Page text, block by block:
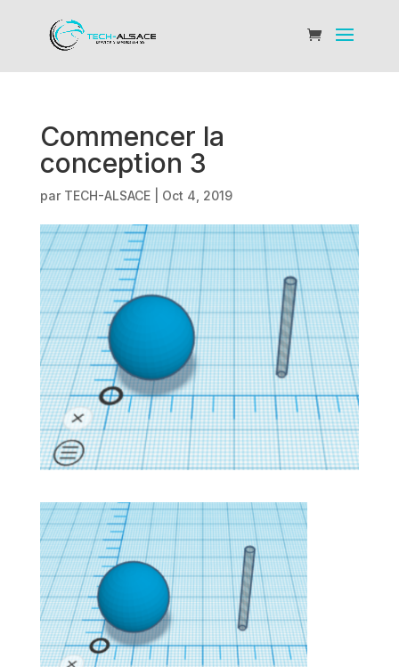
Commencer la
conception 3
par TECH-ALSACE| Oct 4, 2019